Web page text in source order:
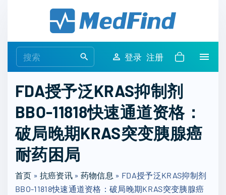
e
r
c
h
f
:
登录 注册
FDA授予泛KRAS抑制剂
BBO-11818快速通道资格：
破局晚期KRAS突变胰腺癌
耐药困局
首页 » 抗癌资讯» 药物信息 » FDA授予泛KRAS抑制剂
BBO-11818快速通道资格：破局晚期KRAS突变胰腺癌